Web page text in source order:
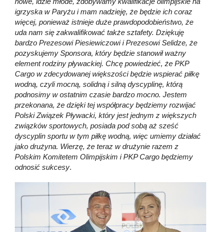
igrzyska w Paryżu i mam nadzieję, że będzie ich coraz
więcej, ponieważ istnieje duże prawdopodobieństwo, że
uda nam się zakwalifikować także sztafety. Dziękuję
bardzo Prezesowi Piesiewiczowi i Prezesowi Selidze, że
pozyskujemy Sponsora, który będzie stanowił ważny
element rodziny pływackiej. Chcę powiedzieć, że PKP
Cargo w zdecydowanej większości będzie wspierać piłkę
wodną, czyli mocną, solidną i silną dyscyplinę, którą
podnosimy w ostatnim czasie bardzo mocno. Jestem
przekonana, że dzięki tej współpracy będziemy rozwijać
Polski Związek Pływacki, który jest jednym z większych
związków sportowych, posiada pod sobą aż sześć
dyscyplin sportu w tym piłkę wodną, więc umiemy działać
jako drużyna. Wierzę, że teraz w drużynie razem z
Polskim Komitetem Olimpijskim i PKP Cargo będziemy
odnosić sukcesy.